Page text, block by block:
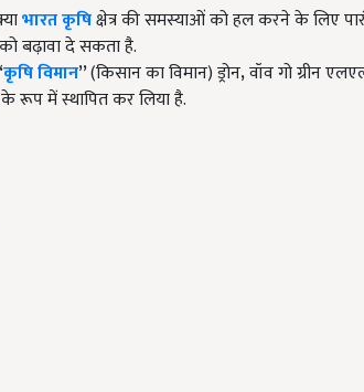
भारत कृषिक्षेत्र की समस्याओं को हल करने के लिए
बढ़ावा दे सकता है.
कृषि विमान”(किसान का विमान) ड्रोन,वॉव गो ग्रीन
के रूप में स्थापित कर लिया है.